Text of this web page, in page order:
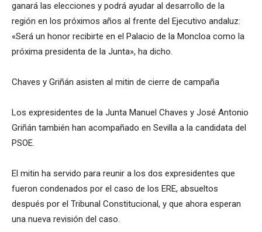
ganará las elecciones y podrá ayudar al desarrollo de la
región en los próximos años al frente del Ejecutivo andaluz:
«Será un honor recibirte en el Palacio de la Moncloa como la
próxima presidenta de la Junta», ha dicho.
Chaves y Griñán asisten al mitin de cierre de campaña
Los expresidentes de la Junta Manuel Chaves y José Antonio
Griñán también han acompañado en Sevilla a la candidata del
PSOE.
El mitin ha servido para reunir a los dos expresidentes que
fueron condenados por el caso de los ERE, absueltos
después por el Tribunal Constitucional, y que ahora esperan
una nueva revisión del caso.